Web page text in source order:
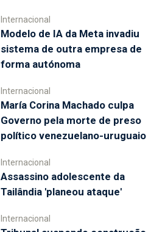
Internacional
Modelo de IA da Meta invadiu
sistema de outra empresa de
forma autónoma
Internacional
María Corina Machado culpa
Governo pela morte de preso
político venezuelano-uruguaio
Internacional
Assassino adolescente da
Tailândia 'planeou ataque'
Internacional